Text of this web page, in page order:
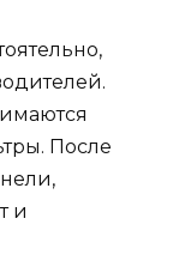
После
и